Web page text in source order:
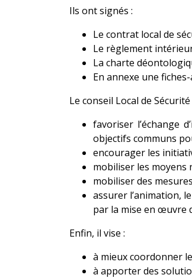
Ils ont signés :
Le contrat local de
Le règlement
La charte
En annexe une
Le conseil Local de
favoriser l’échange
objectifs communs
encourager les
mobiliser les moyens
mobiliser des
assurer l’animation,
par la mise en œuvre
Enfin, il vise :
à mieux coordonner
à apporter des